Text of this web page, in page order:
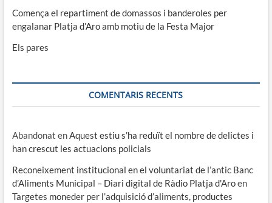
Comença el repartiment de domassos i banderoles per
engalanar Platja d’Aro amb motiu de la Festa Major
Els pares
COMENTARIS RECENTS
Abandonat enAquest estiu s’ha reduït el nombre de delictes i
han crescut les actuacions policials
Reconeixement institucional en el voluntariat de l’antic Banc
d’Aliments Municipal – Diari digital de Ràdio Platja d'Aroen
Targetes moneder per l’adquisició d’aliments, productes